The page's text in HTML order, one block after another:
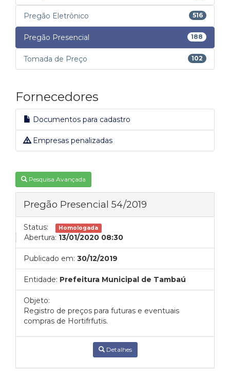
Pregão Eletrônico 516
Pregão Presencial 188
Tomada de Preço 102
Fornecedores
Documentos para cadastro
Empresas penalizadas
Pesquisa Avançada
Pregão Presencial 54/2019
Status: Homologada
Abertura: 13/01/2020 08:30
Publicado em: 30/12/2019
Entidade: Prefeitura Municipal de Tambaú
Objeto:
Registro de preços para futuras e eventuais
compras de Hortifrfutis.
Detalhes